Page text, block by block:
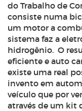
do Trabalho de
consiste numa
um motor a
sistema faz a
hidrogênio. O
eficiente e auto
existe uma real
invento em
veículo que por
através de um kit